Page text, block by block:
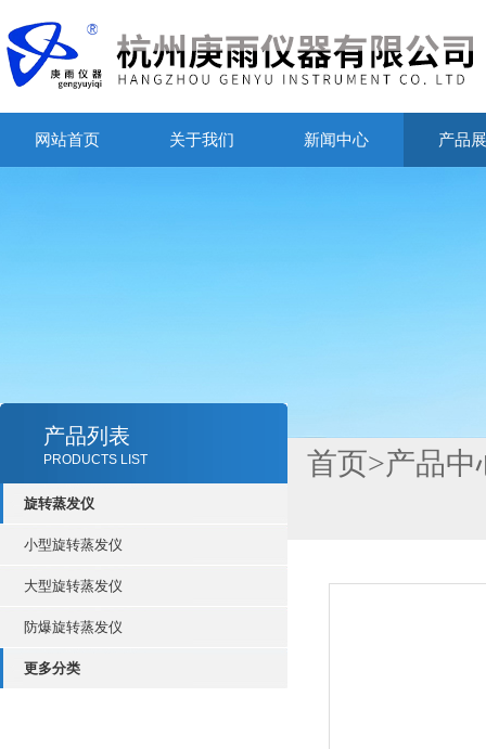
网站首页 关于我们 新闻中心 产品
产品列表
PRODUCTS LIST
旋转蒸发仪
小型旋转蒸发仪
大型旋转蒸发仪
防爆旋转蒸发仪
更多分类
首页>产品中